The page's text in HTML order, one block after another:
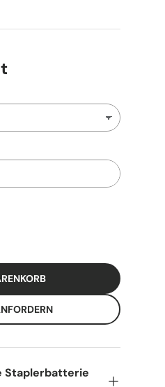
Staplerbatterie